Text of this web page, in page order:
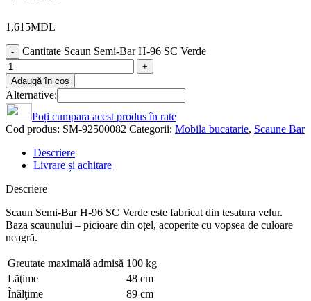
1,615MDL
Cantitate Scaun Semi-Bar H-96 SC Verde
Adaugă în coș
Alternative:
Poți cumpara acest produs în rate
Cod produs: SM-92500082 Categorii: Mobila bucatarie, Scaune Bar
Descriere
Livrare și achitare
Descriere
Scaun Semi-Bar H-96 SC Verde este fabricat din tesatura velur.
Baza scaunului – picioare din oțel, acoperite cu vopsea de culoare
neagră.
Greutate maximală admisă 100 kg
Lăţime
48 cm
Înălţime
89 cm